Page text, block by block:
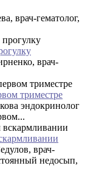
врач-гематолог,
врач-
триместре
эндокринолог
врач-
недосып,